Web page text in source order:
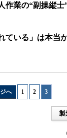
作業の“副操縦
ている」は本当
へ 1 2 3
製